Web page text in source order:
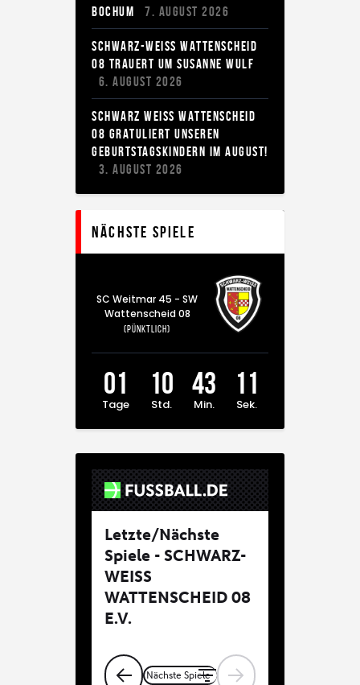
BOCHUM
7. AUGUST 2026
SCHWARZ-WEISS WATTENSCHEID
08 TRAUERT UM SUSANNE WULF
6. AUGUST 2026
SCHWARZ WEISS WATTENSCHEID 0
8 GRATULIERT UNSEREN G
EBURTSTAGSKINDERN IM AUGUST!
3. AUGUST 2026
Nächste Spiele
SC Weitmar 45 - SW
Wattenscheid 08
(Pünktlich)
01
Tage
10
Std.
43
Min.
10
Sek.